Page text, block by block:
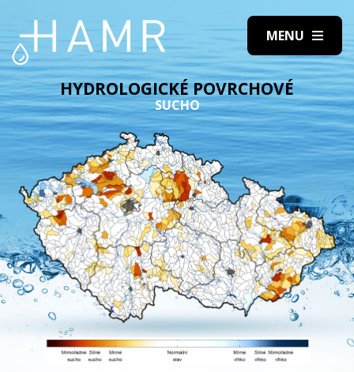
HYDROLOGICKÉ POVRCHOVÉ
SUCHO